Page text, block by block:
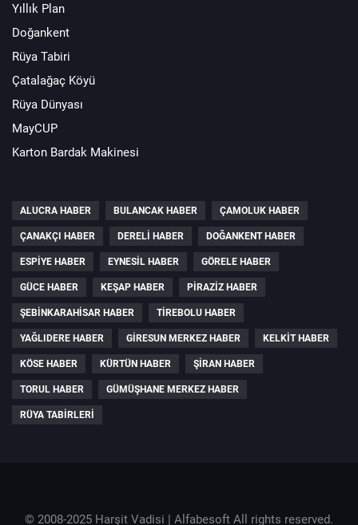
Yıllık Plan
Doğankent
Rüya Tabiri
Çatalağaç Köyü
Rüya Dünyası
MayCUP
Karton Bardak Makinesi
ALUCRA HABER BULANCAK HABER ÇAMOLUK HABER
ÇANAKÇI HABER DERELI HABER DOĞANKENT HABER
ESPIYE HABER EYNESIL HABER GÖRELE HABER
GÜCE HABER KEŞAP HABER PIRAZIZ HABER
ŞEBINKARAHISAR HABER TIREBOLU HABER
YAĞLIDERE HABER GIRESUN MERKEZ HABER KELKIT HABER
KÖSE HABER KÜRTÜN HABER ŞIRAN HABER
TORUL HABER GÜMÜŞHANE MERKEZ HABER
RÜYA TABIRLERI
© 2008-2025 Harşit Vadisi | Alfabesoft All rights reserved.